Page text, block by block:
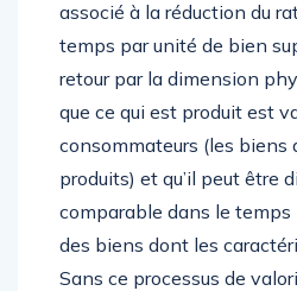
associé à la réduction du
temps par unité de bien
retour par la dimension
que ce qui est produit est
consommateurs (les biens
produits) et qu’il peut être
comparable dans le temps
des biens dont les
Sans ce processus de